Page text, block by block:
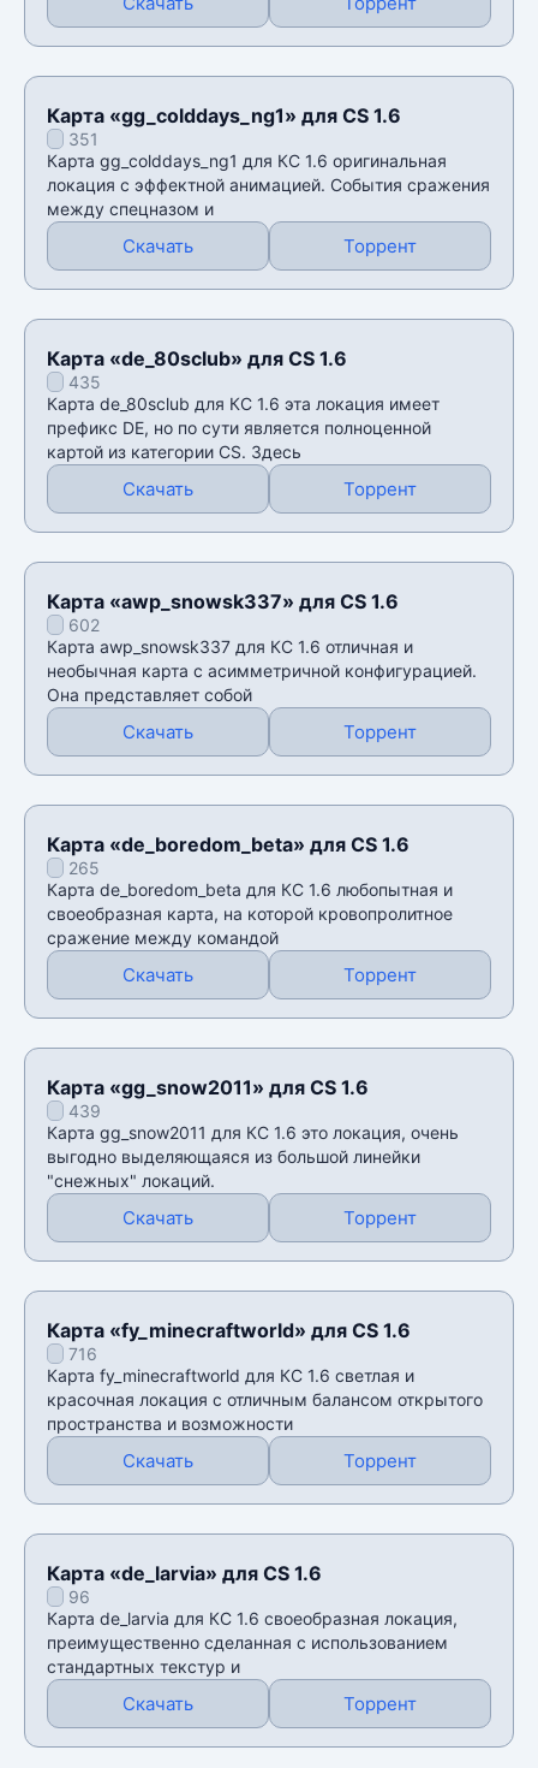
Карта «gg_colddays_ng1» для CS 1.6
351
Карта gg_colddays_ng1 для КС 1.6 оригинальная
локация с эффектной анимацией. События сражения
между спецназом и
Скачать Торрент
Карта «de_80sclub» для CS 1.6
435
Карта de_80sclub для КС 1.6 эта локация имеет
префикс DE, но по сути является полноценной
картой из категории CS. Здесь
Скачать Торрент
Карта «awp_snowsk337» для CS 1.6
602
Карта awp_snowsk337 для КС 1.6 отличная и
необычная карта с асимметричной конфигурацией.
Она представляет собой
Скачать Торрент
Карта «de_boredom_beta» для CS 1.6
265
Карта de_boredom_beta для КС 1.6 любопытная и
своеобразная карта, на которой кровопролитное
сражение между командой
Скачать Торрент
Карта «gg_snow2011» для CS 1.6
439
Карта gg_snow2011 для КС 1.6 это локация, очень
выгодно выделяющаяся из большой линейки
"снежных" локаций.
Скачать Торрент
Карта «fy_minecraftworld» для CS 1.6
716
Карта fy_minecraftworld для КС 1.6 светлая и
красочная локация с отличным балансом открытого
пространства и возможности
Скачать Торрент
Карта «de_larvia» для CS 1.6
96
Карта de_larvia для КС 1.6 своеобразная локация,
преимущественно сделанная с использованием
стандартных текстур и
Скачать Торрент